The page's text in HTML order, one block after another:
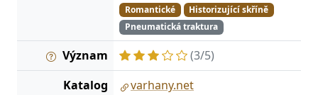
Romantické
Historizující skříně
Pneumatická traktura
Význam
(3/5)
Katalog
varhany.net